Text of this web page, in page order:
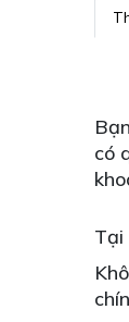
có
Tại